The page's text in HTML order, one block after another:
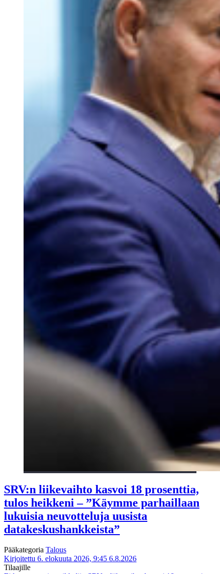
SRV:n liikevaihto kasvoi 18 prosenttia,
tulos heikkeni – ”Käymme parhaillaan
lukuisia neuvotteluja uusista
datakeskushankkeista”
Pääkategoria Talous
Kirjoitettu 6. elokuuta 2026, 9:45 6.8.2026
Tilaajille